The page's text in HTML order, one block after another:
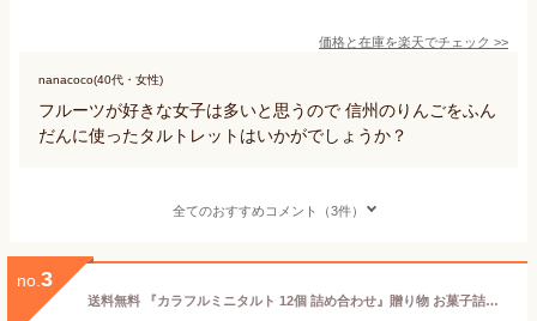
価格と在庫を楽天でチェック >>
nanacoco(40代・女性)
フルーツが好きな女子は多いと思うので 信州のりんごをふん
だんに使ったタルトレットはいかがでしょうか？
全てのおすすめコメント（3件）
no. 3
送料無料 『カラフルミニタルト 12個 詰め合わせ』贈り物 お菓子詰め合わせ 秋 冬 スイーツ 手土産 誕生日 ご挨拶 プレゼント 御祝 お返し 内祝 御礼 チョコ オレンジ ナッツ 化粧箱入 軽井沢ファーマーズギフト